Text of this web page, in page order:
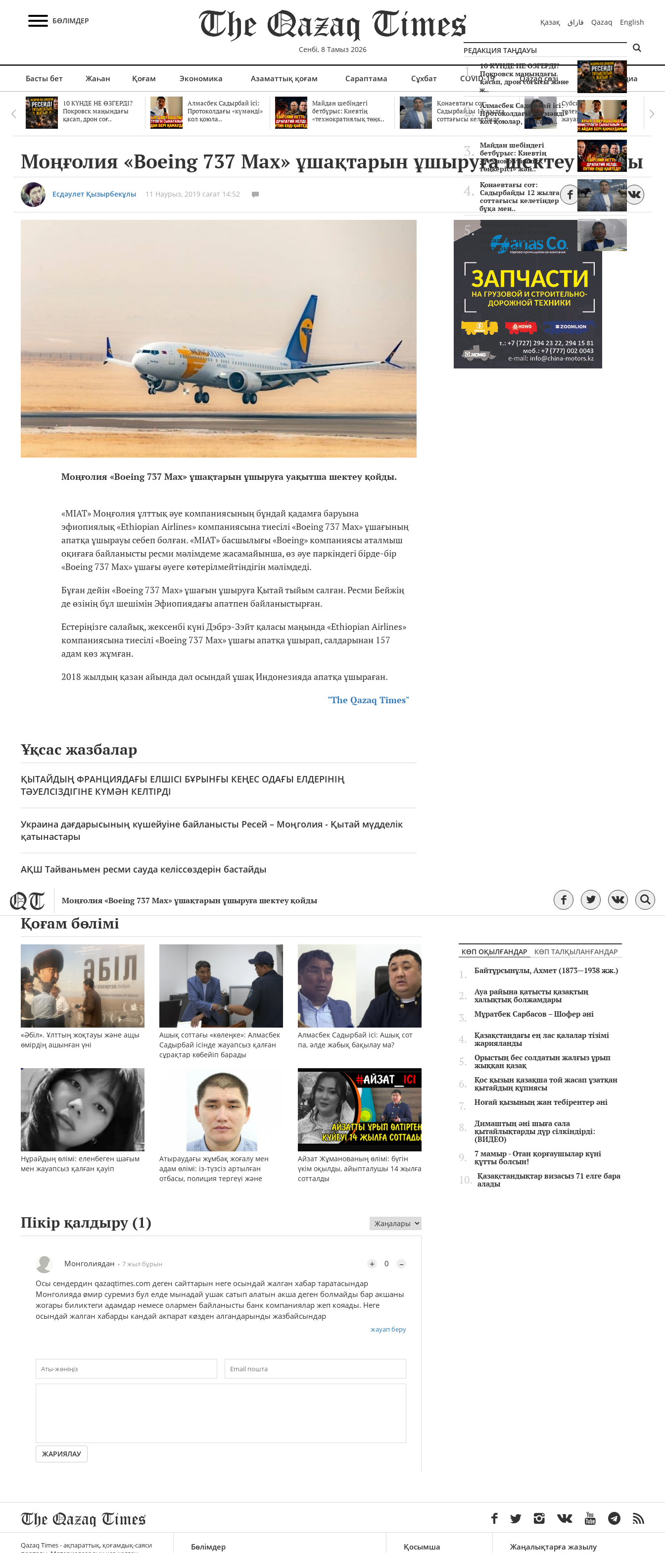
БӨЛІМДЕР
Сенбі, 8 Тамыз 2026
Қазақ قازاق Qazaq English
Басты бет Жаһан Қоғам Экономика Азаматтық қоғам Сараптама Сұхбат COVID-19 Qazaq сөзі Мультимедиа
10 КҮНДЕ НЕ ӨЗГЕРДІ?
Покровск маңындағы
қасап, дрон соғ..
Алмасбек Садырбай ісі:
Протоколдағы «күмәнді»
кол қоюла..
Майдан шебіндегі
бетбұрыс: Киевтің
«технократиялық төңк..
Қонаевтағы сот:
Садырбайды 12 жылға
соттағысы келетінде..
Субсидиялар заңды
төленген бе? Соттағы
жауаптар айыптау..
Моңғолия «Boeing 737 Max» ұшақтарын ұшыруға шектеу қойды
Моңғолия «Boeing 737 Max» ұшақтарын ұшыруға шектеу қойды
Есдәулет Қызырбекұлы 11 Наурыз, 2019 сағат 14:52
Моңғолия «Boeing 737 Max»ұшақтарын ұшыруға уақытша шектеу қойды.
«MIAT» Моңғолия ұлттық әуе компаниясының бұндай қадамға баруына
эфиопиялық «Ethiopian Airlines» компаниясына тиесілі «Boeing 737 Max» ұшағының
апатқа ұшырауы себеп болған. «MIAT» басшылығы «Boeing» компаниясы аталмыш
оқиғаға байланысты ресми мәлімдеме жасамайынша, өз әуе паркіндегі бірде-бір
«Boeing 737 Max» ұшағы әуеге көтерілмейтіндігін мәлімдеді.
Бұған дейін «Boeing 737 Max» ұшағын ұшыруға Қытай тыйым салған. Ресми Бейжің
де өзінің бұл шешімін Эфиопиядағы апатпен байланыстырған.
Естеріңізге салайық, жексенбі күні Дэбрэ-Зэйт қаласы маңында «Ethiopian Airlines»
компаниясына тиесілі «Boeing 737 Max» ұшағы апатқа ұшырап, салдарынан 157
адам көз жұмған.
2018 жылдың қазан айында дәл осындай ұшақ Индонезияда апатқа ұшыраған.
"The Qazaq Times"
Ұқсас жазбалар
ҚЫТАЙДЫҢ ФРАНЦИЯДАҒЫ ЕЛШІСІ БҰРЫНҒЫ КЕҢЕС ОДАҒЫ ЕЛДЕРІНІҢ
ТӘУЕЛСІЗДІГІНЕ КҮМӘН КЕЛТІРДІ
Украина дағдарысының күшейуіне байланысты Ресей – Моңголия - Қытай мүдделік
қатынастары
АҚШ Тайваньмен ресми сауда келіссөздерін бастайды
РЕДАКЦИЯ ТАҢДАУЫ
10 КҮНДЕ НЕ ӨЗГЕРДІ?
Покровск маңындағы
қасап, дрон соғысы және
ж..
Алмасбек Садырбай ісі:
Протоколдағы «күмәнді»
кол қоюлар, Павлода..
Майдан шебіндегі
бетбұрыс: Киевтің
«технократиялық
төңкерісі» жән..
Қонаевтағы сот:
Садырбайды 12 жылға
соттағысы келетіндер
бұқа мен..
Субсидиялар заңды
жауаптар айыптау
тұжырымда..
Қоғам бөлімі
«Әбіл». Ұлттың жоқтауы және ащы
өмірдің ашынған үні
Ашық соттағы «көлеңке»: Алмасбек
Садырбай ісінде жауапсыз қалған
сұрақтар көбейіп барады
Алмасбек Садырбай ісі: Ашық сот
па, әлде жабық бақылау ма?
Нұрайдың өлімі: еленбеген шағым
мен жауапсыз қалған қауіп
Атыраудағы жұмбақ жоғалу мен
адам өлімі: із-түзсіз артылған
отбасы, полиция тергеуі және
Айзат Жұманованың өлімі: бүгін
үкім оқылды, айыпталушы 14 жылға
сотталды
Пікір қалдыру (1)
Монголиядан 7 жыл бұрын + 0 –
Осы сендердин qazaqtimes.com деген сайттарын неге осындай жалган хабар таратасындар
Монголияда øмир суремиз бул елде мынадай ушак сатып алатын акша деген болмайды бар акшаны
жогары биликтеги адамдар немесе олармен байланысты банк компаниялар жеп кояады. Неге
осындай жалган хабарды кандай акпарат кøзден алгандарынды жазбайсындар
жауап беру
ЖАРИЯЛАУ
КӨП ОҚЫЛҒАНДАР
КӨП ТАЛҚЫЛАНҒАНДАР
Байтұрсынұлы, Ахмет (1873—1938 жж.)
Ауа райына қатысты қазақтың
халықтық болжамдары
Мұратбек Сарбасов – Шофер әні
Қазақстандағы ең лас қалалар тізімі
жарияланды
Орыстың бес солдатын жалғыз ұрып
жыққан қазақ
Қос қызын қазақша той жасап ұзатқан
қытайдың құпиясы
Ноғай қызының жан тебірентер әні
Димаштың әні шыға сала
қытайлықтарды дүр сілкіндірді:
(ВИДЕО)
7 мамыр - Отан қорғаушылар күні
құтты болсын!
Қазақстандықтар визасыз 71 елге бара
алады
Qazaq Times - ақпараттық, қоғамдық-саяси
Бөлімдер Қосымша Жаңалықтарға жазылу